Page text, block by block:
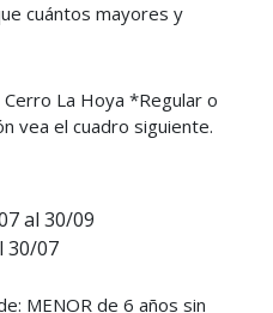
cuántos mayores y
La Hoya *Regular o
vea el cuadro siguiente.
al 30/09
30/07
MENOR de 6 años sin